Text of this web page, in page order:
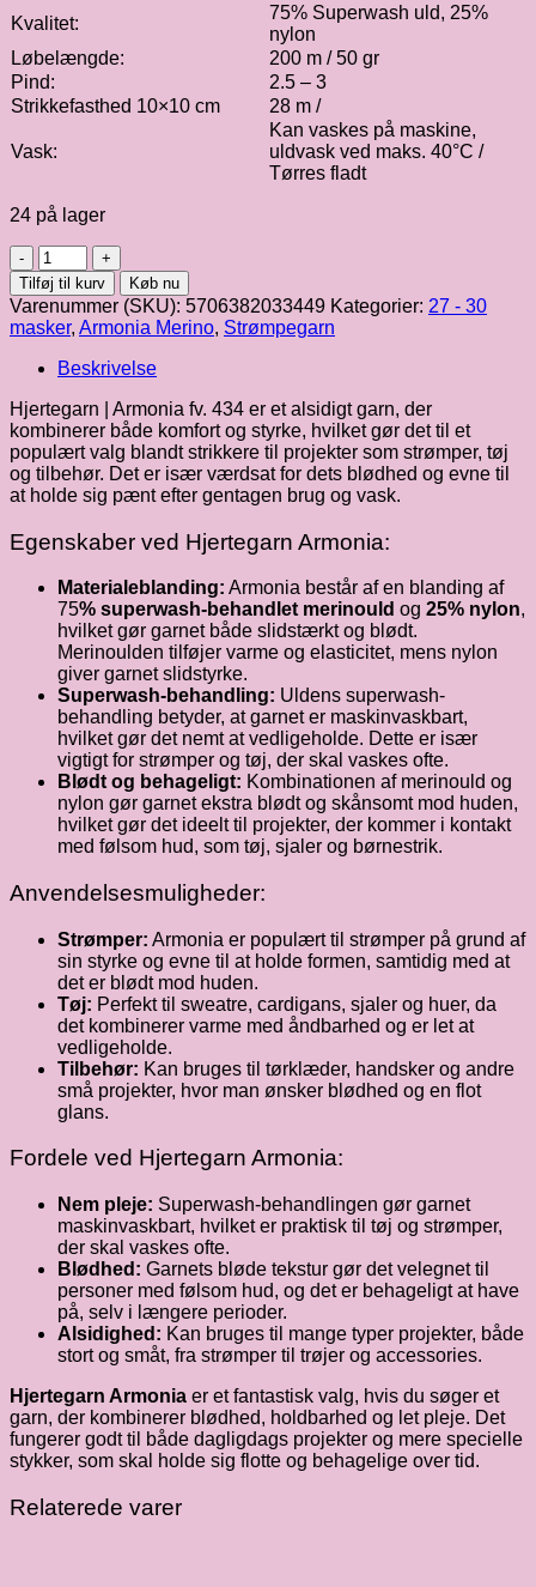
Kvalitet:
75% Superwash uld, 25%
nylon
Løbelængde:
200 m / 50 gr
Pind:
2.5 – 3
Strikkefasthed 10×10 cm
28 m /
Vask:
Kan vaskes på maskine,
uldvask ved maks. 40°C /
Tørres fladt
24 på lager
Hjertegarn
|
Armonia
fv.
434
antal
Tilføj til kurv Køb nu
Varenummer (SKU): 5706382033449 Kategorier: 27 - 30
masker, Armonia Merino, Strømpegarn
Beskrivelse
Hjertegarn | Armonia fv. 434 er et alsidigt garn, der
kombinerer både komfort og styrke, hvilket gør det til et
populært valg blandt strikkere til projekter som strømper, tøj
og tilbehør. Det er især værdsat for dets blødhed og evne til
at holde sig pænt efter gentagen brug og vask.
Egenskaber ved Hjertegarn Armonia:
Materialeblanding: Armonia består af en blanding af
75% superwash-behandlet merinould og 25% nylon,
hvilket gør garnet både slidstærkt og blødt.
Merinoulden tilføjer varme og elasticitet, mens nylon
giver garnet slidstyrke.
Superwash-behandling: Uldens superwash-
behandling betyder, at garnet er maskinvaskbart,
hvilket gør det nemt at vedligeholde. Dette er især
vigtigt for strømper og tøj, der skal vaskes ofte.
Blødt og behageligt: Kombinationen af merinould og
nylon gør garnet ekstra blødt og skånsomt mod huden,
hvilket gør det ideelt til projekter, der kommer i kontakt
med følsom hud, som tøj, sjaler og børnestrik.
Anvendelsesmuligheder:
Strømper: Armonia er populært til strømper på grund af
sin styrke og evne til at holde formen, samtidig med at
det er blødt mod huden.
Tøj: Perfekt til sweatre, cardigans, sjaler og huer, da
det kombinerer varme med åndbarhed og er let at
vedligeholde.
Tilbehør: Kan bruges til tørklæder, handsker og andre
små projekter, hvor man ønsker blødhed og en flot
glans.
Fordele ved Hjertegarn Armonia:
Nem pleje: Superwash-behandlingen gør garnet
maskinvaskbart, hvilket er praktisk til tøj og strømper,
der skal vaskes ofte.
Blødhed: Garnets bløde tekstur gør det velegnet til
personer med følsom hud, og det er behageligt at have
på, selv i længere perioder.
Alsidighed: Kan bruges til mange typer projekter, både
stort og småt, fra strømper til trøjer og accessories.
Hjertegarn Armonia er et fantastisk valg, hvis du søger et
garn, der kombinerer blødhed, holdbarhed og let pleje. Det
fungerer godt til både dagligdags projekter og mere specielle
stykker, som skal holde sig flotte og behagelige over tid.
Relaterede varer